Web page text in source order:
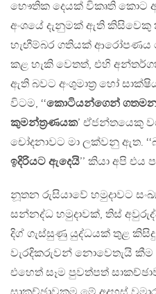
භෞතික දෙයක් විකෘති කොට
අංශයේ දැනුමක් ඇති කිසිවෙකු
හැඟීම්බර ගතියක් ආරෝපණය
කළ හැකි වෙතත්, එහි
ඇති බවට අංශුමාත‍්‍ර හෝ
විටම, ‘‘කොටියන්ගෙන්
කුමන්ත‍්‍රණයක’ ඒජන්තයෙකු
චෝදනාවට මා ලක්වනු ඇත.
ඉදිරියට ඇදෙයි’’ කියා අපි
නූතන රුසියාවේ හමුදාවට
සන්නද්ධ හමුදාවක්, තිස්
දිග් ගැස්සුණු යුද්ධයක් තුළ කිසිදු
වැරදිකරුවන් නොවෙතැයි
එහෙත් සෑම පුවත්පත්